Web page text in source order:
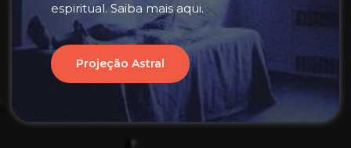
espiritual. Saiba mais aqui.
Projeção Astral